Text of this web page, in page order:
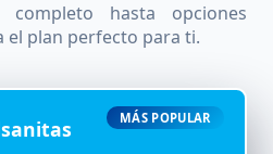
hasta opciones
el plan perfecto para ti.
MÁS POPULAR